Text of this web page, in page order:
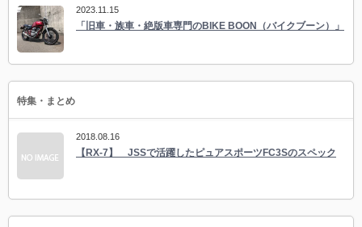
2023.11.15
「旧車・族車・絶版車専門のBIKE BOON（バイクブーン）」
特集・まとめ
2018.08.16
【RX-7】 JSSで活躍したピュアスポーツFC3Sのスペック